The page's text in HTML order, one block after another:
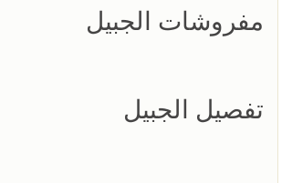
مفروشات الجبيل
تفصيل الجبيل